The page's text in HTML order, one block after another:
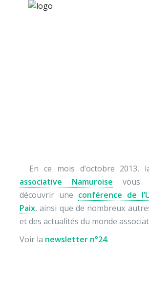
En ce mois d’octobre 2013,
associative Namuroise vous
découvrir une conférence de
Paix, ainsi que de nombreux
et des actualités du monde
Voir la newsletter n°24.